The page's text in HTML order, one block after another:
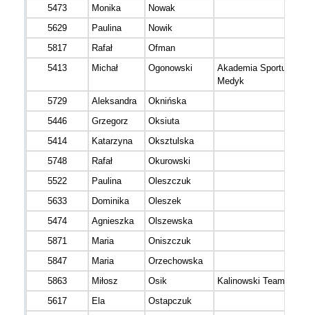
5473
Monika
Nowak
5629
Paulina
Nowik
5817
Rafał
Ofman
5413
Michał Ogonowski
Akademia Sportu
Medyk
5729
Aleksandra
Oknińska
5446
Grzegorz
Oksiuta
5414
Katarzyna
Oksztulska
5748
Rafał
Okurowski
5522
Paulina
Oleszczuk
5633
Dominika
Oleszek
5474
Agnieszka
Olszewska
5871
Maria
Oniszczuk
5847
Maria
Orzechowska
5863
Miłosz Osik Kalinowski Team
5617
Ela
Ostapczuk